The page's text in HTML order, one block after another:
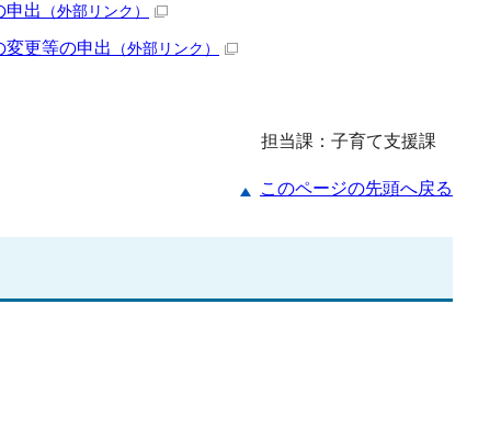
申出 （外部リンク）
更等の申出 （外部リンク）
担当課：子育て支援課
このページの先頭へ戻る